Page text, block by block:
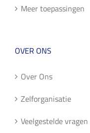
Meer toepassingen
OVER ONS
Over Ons
Zelforganisatie
Veelgestelde vragen